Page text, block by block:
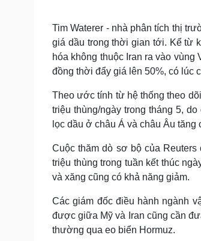
Cải chính
Tim Waterer - nhà phân tích thị
giá dầu trong thời gian tới. Kể từ
hóa không thuộc Iran ra vào
đồng thời đẩy giá lên 50%, có lúc
Theo ước tính từ hệ thống theo
triệu thùng/ngày trong tháng 5,
lọc dầu ở châu Á và châu Âu tăng
Cuộc thăm dò sơ bộ của
triệu thùng trong tuần kết thúc
và xăng cũng có khả năng giảm.
Các giám đốc điều hành ngành
được giữa Mỹ và Iran cũng cần
thường qua eo biển Hormuz.